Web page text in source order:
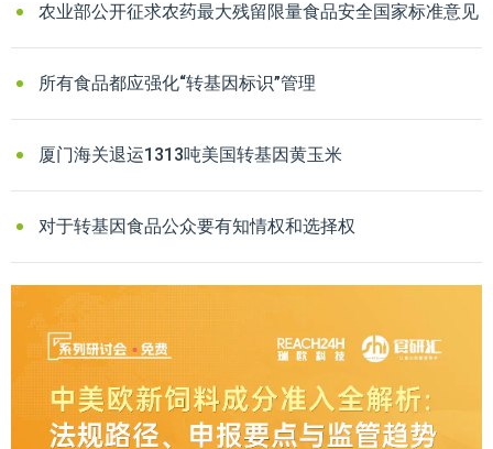
农业部公开征求农药最大残留限量食品安全国家标准意见
所有食品都应强化“转基因标识”管理
厦门海关退运1313吨美国转基因黄玉米
对于转基因食品公众要有知情权和选择权